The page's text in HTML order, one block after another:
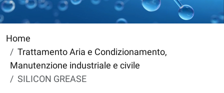
Home
Trattamento Aria e Condizionamento,
Manutenzione industriale e civile
SILICON GREASE